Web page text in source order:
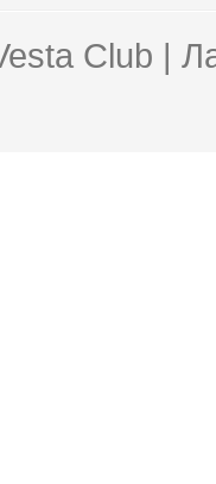
Club |